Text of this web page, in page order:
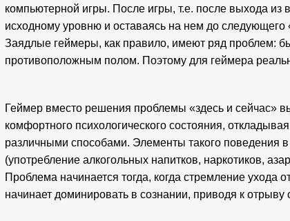
компьютерной игры. После игры, т.е. после выхода из
исходному уровню и оставаясь на нем до
Заядлые геймеры, как правило, имеют ряд проблем:
противоположным полом. Поэтому для геймера
Геймер вместо решения проблемы «здесь и сейчас»
комфортного психологического состояния,
различными способами. Элементы такого поведения
(употребление алкогольных напитков, наркотиков,
Проблема начинается тогда, когда стремление ухода
начинает доминировать в сознании, приводя к отрыву